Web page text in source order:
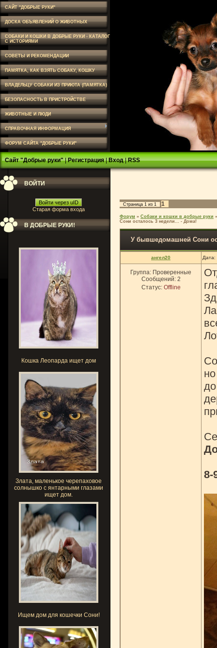
САЙТ "ДОБРЫЕ РУКИ"
ДОСКА ОБЪЯВЛЕНИЙ О ЖИВОТНЫХ
СОБАКИ И КОШКИ В ДОБРЫЕ РУКИ - КАТАЛОГ
С ИСТОРИЯМИ
СОВЕТЫ И РЕКОМЕНДАЦИИ
ПАМЯТКА, КАК ВЗЯТЬ СОБАКУ, КОШКУ
ВЛАДЕЛЬЦУ СОБАКИ ИЗ ПРИЮТА (ПАМЯТКА)
БЕЗОПАСНОСТЬ В ПРИСТРОЙСТВЕ
ЖИВОТНЫЕ И ЛЮДИ
СПРАВОЧНАЯ ИНФОРМАЦИЯ
ФОРУМ САЙТА "ДОБРЫЕ РУКИ"
Сайт "Добрые руки"|Регистрация|Вход|RSS
ВОЙТИ
Войти через uID
Старая форма входа
В ДОБРЫЕ РУКИ!
Кошка Леопарда ищет дом
Злата, маленькое черепаховое
солнышко с янтарными глазами
ищет дом.
Ищем дом для кошечки Сони!
Страница 1 из 1 1
Форум » Собаки и кошки в добрые руки »
Сони осталось 3 недели... - Дома!
У бывшедомашней Сони
ангел20
Группа: Проверенные
Сообщений: 2
Статус: Offline
8-